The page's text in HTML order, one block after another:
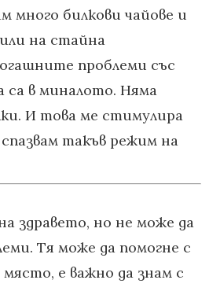
много билкови чайове и
на стайна
проблеми със
са в миналото. Няма
И това ме стимулира
такъв режим на
здравето, но не може да
Тя може да помогне с
е важно да знам с